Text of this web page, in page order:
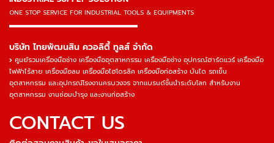
ONE STOP SERVICE FOR INDUSTRIAL TOOLS & EQUIPMENTS
▬▬▬▬▬▬▬▬▬▬▬▬▬▬▬
บริษัท ไทยพัฒนสิน ควอลิตี้ ทูลส์ จำกัด
ศูนย์รวมเครื่องมือช่าง เครื่องมืออุตสาหกรรม เครื่องมือช่าง อุปกรณ์ฮาร์ดแวร์ เครื่องมือ
ไฟฟ้าไร้สาย เครื่องมือลม เครื่องมือไฮโดรลิค เครื่องมือก่อสร้าง บันได รถเข็น
อุตสาหกรรม และอุปกรณ์โรงงานครบวงจร จากแบรนด์ชั้นนำระดับโลก สำหรับงาน
อุตสาหกรรม งานซ่อมบำรุง และงานก่อสร้าง
CONTACT US